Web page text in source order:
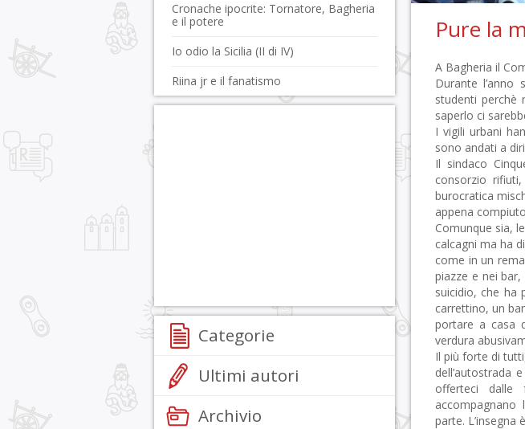
Pure la
A Bagheria il
Durante
studenti perchè
saperlo ci
I vigili urbani
sono andati a
Il sindaco
consorzio
burocratica
appena
Comunque sia,
calcagni ma ha
come in un
piazze e nei
suicidio, che ha
carrettino, un
portare a casa
verdura
Il più forte di
dell’autostrada
offerteci dalle
parte. L’insegna
Cronache ipocrite: Tornatore, Bagheria
e il potere
Io odio la Sicilia (II di IV)
Riina jr e il fanatismo
Categorie
Ultimi autori
Archivio